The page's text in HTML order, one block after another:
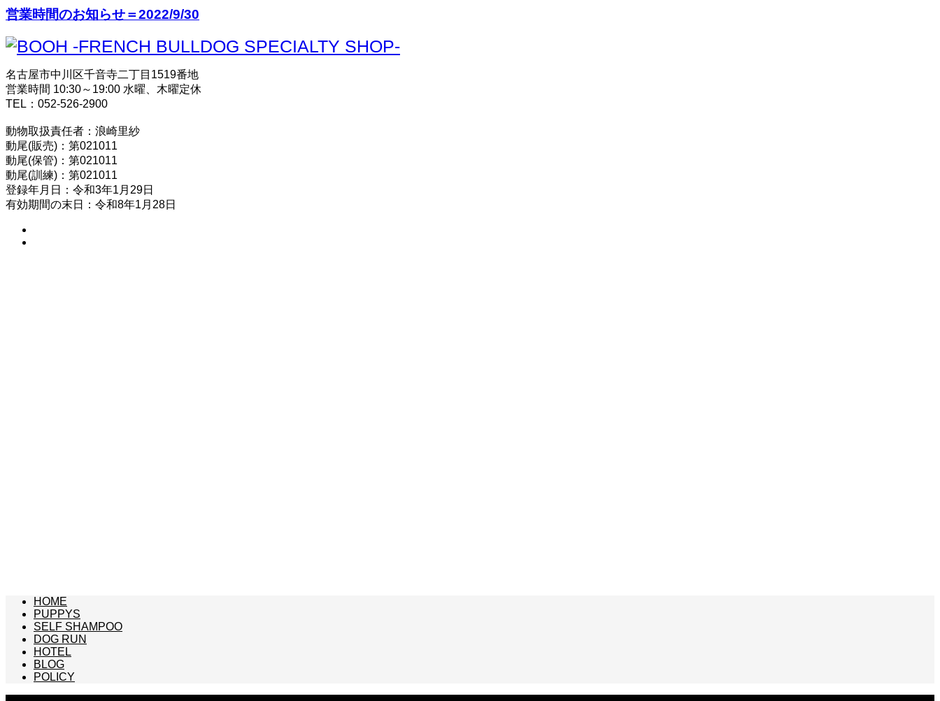
営業時間のお知らせ＝2022/9/30
名古屋市中川区千音寺二丁目1519番地
営業時間 10:30～19:00 水曜、木曜定休
TEL：052-526-2900
動物取扱責任者：浪崎里紗
動尾(販売)：第021011
動尾(保管)：第021011
動尾(訓練)：第021011
登録年月日：令和3年1月29日
有効期間の末日：令和8年1月28日
HOME
PUPPYS
SELF SHAMPOO
DOG RUN
HOTEL
BLOG
POLICY